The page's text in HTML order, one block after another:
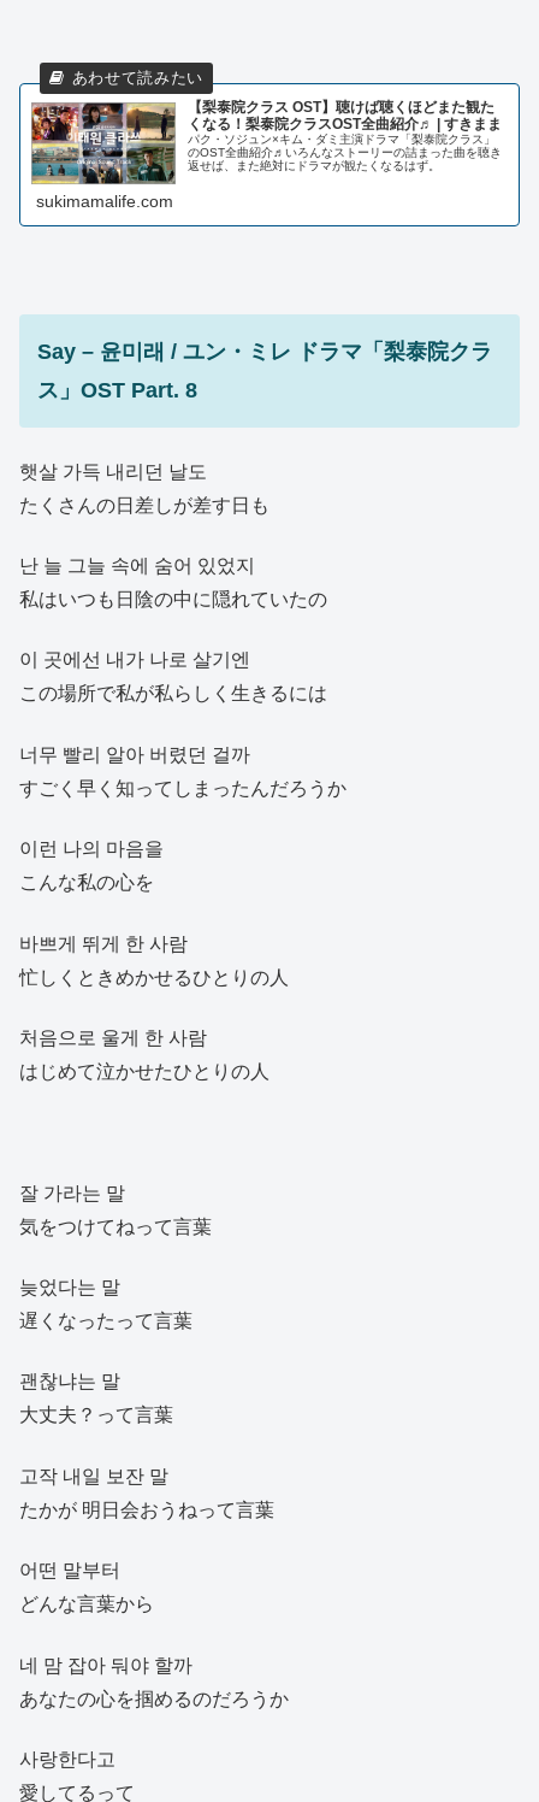
【梨泰院クラス OST】聴けば聴くほどまた観た
くなる！梨泰院クラスOST全曲紹介♬ | すきまま
パク・ソジュン×キム・ダミ主演ドラマ「梨泰院クラス」
のOST全曲紹介♬いろんなストーリーの詰まった曲を聴き
返せば、また絶対にドラマが観たくなるはず。
sukimamalife.com
Say – 윤미래 / ユン・ミレ ドラマ「梨泰院クラ
ス」OST Part. 8
햇살 가득 내리던 날도
たくさんの日差しが差す日も
난 늘 그늘 속에 숨어 있었지
私はいつも日陰の中に隠れていたの
이 곳에선 내가 나로 살기엔
この場所で私が私らしく生きるには
너무 빨리 알아 버렸던 걸까
すごく早く知ってしまったんだろうか
이런 나의 마음을
こんな私の心を
바쁘게 뛰게 한 사람
忙しくときめかせるひとりの人
처음으로 울게 한 사람
はじめて泣かせたひとりの人
잘 가라는 말
気をつけてねって言葉
늦었다는 말
遅くなったって言葉
괜찮냐는 말
大丈夫？って言葉
고작 내일 보잔 말
たかが 明日会おうねって言葉
어떤 말부터
どんな言葉から
네 맘 잡아 둬야 할까
あなたの心を掴めるのだろうか
사랑한다고
愛してるって